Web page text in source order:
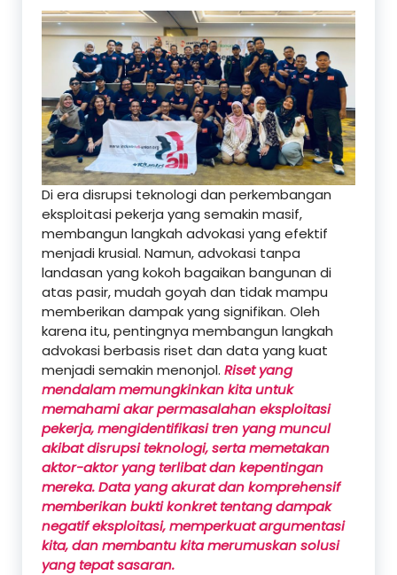
Di era disrupsi teknologi dan perkembangan
eksploitasi pekerja yang semakin masif,
membangun langkah advokasi yang efektif
menjadi krusial. Namun, advokasi tanpa
landasan yang kokoh bagaikan bangunan di
atas pasir, mudah goyah dan tidak mampu
memberikan dampak yang signifikan. Oleh
karena itu, pentingnya membangun langkah
advokasi berbasis riset dan data yang kuat
menjadi semakin menonjol. Riset yang
mendalam memungkinkan kita untuk
memahami akar permasalahan eksploitasi
pekerja, mengidentifikasi tren yang muncul
akibat disrupsi teknologi, serta memetakan
aktor-aktor yang terlibat dan kepentingan
mereka. Data yang akurat dan komprehensif
memberikan bukti konkret tentang dampak
negatif eksploitasi, memperkuat argumentasi
kita, dan membantu kita merumuskan solusi
yang tepat sasaran.